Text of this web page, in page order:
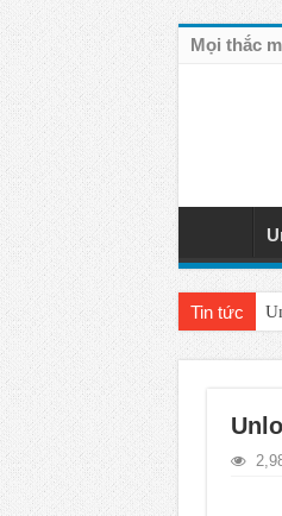
Mọi thắc
Tin tức